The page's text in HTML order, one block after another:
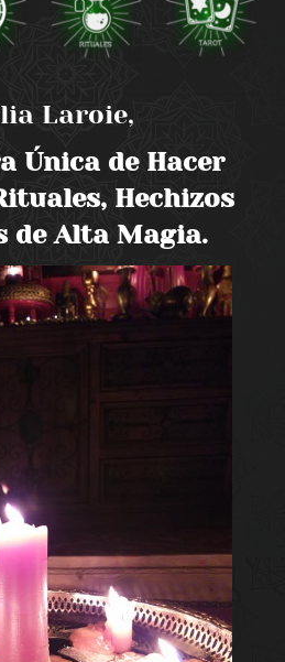
Laroie,
Única de Hacer
Hechizos
de Alta Magia.